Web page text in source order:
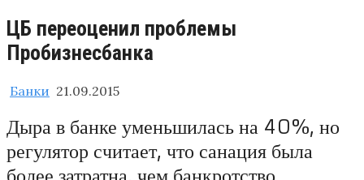
ЦБ переоценил проблемы
Пробизнесбанка
Банки 21.09.2015
Дыра в банке уменьшилась на 40%, но
регулятор считает, что санация была